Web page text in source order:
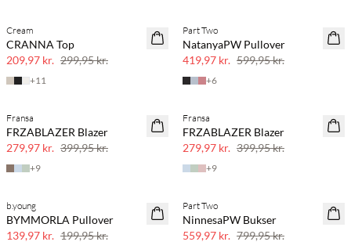
SAVE20
Cream
CRANNA Top
209,97 kr. 299,95 kr.
+11
SAVE20
30% rabat
Part Two
NatanyaPW Pullover
419,97 kr. 599,95 kr.
+6
SAVE20
Fransa
FRZABLAZER Blazer
279,97 kr. 399,95 kr.
+9
SAVE20
Fransa
FRZABLAZER Blazer
279,97 kr. 399,95 kr.
+9
SAVE20
b.young
BYMMORLA Pullover
139,97 kr. 199,95 kr.
SAVE20
Part Two
NinnesaPW Bukser
559,97 kr. 799,95 kr.